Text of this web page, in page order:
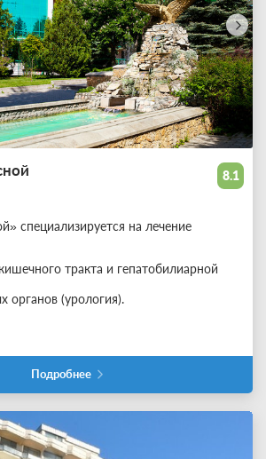
8.1
специализируется на лечение
тракта и гепатобилиарной
органов (урология).
Подробнее